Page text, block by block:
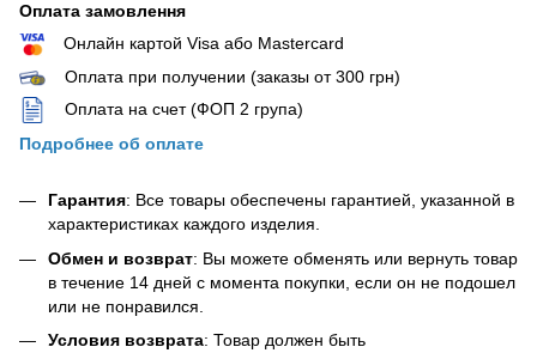
Оплата замовлення
Онлайн картой Visa або Mastercard
Оплата при получении (заказы от 300 грн)
Оплата на счет (ФОП 2 група)
Подробнее об оплате
Гарантия: Все товары обеспечены гарантией, указанной в
характеристиках каждого изделия.
Обмен и возврат: Вы можете обменять или вернуть товар
в течение 14 дней с момента покупки, если он не подошел
или не понравился.
Условия возврата: Товар должен быть